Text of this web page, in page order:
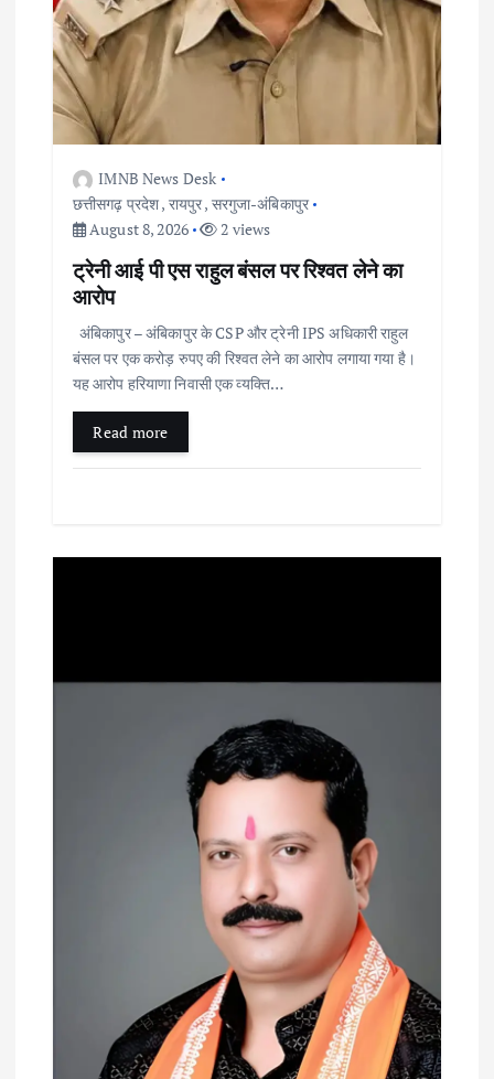
IMNB News Desk
छत्तीसगढ़ प्रदेश, रायपुर, सरगुजा-अंबिकापुर
August 8, 2026
2 views
ट्रेनी आई पी एस राहुल बंसल पर रिश्वत लेने का
आरोप
अंबिकापुर – अंबिकापुर के CSP और ट्रेनी IPS अधिकारी राहुल
बंसल पर एक करोड़ रुपए की रिश्वत लेने का आरोप लगाया गया है।
यह आरोप हरियाणा निवासी एक व्यक्ति…
Read more